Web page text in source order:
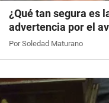
¿Qué tan segura es
advertencia por el
Por Soledad Maturano